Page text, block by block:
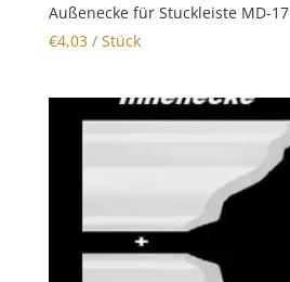
Außenecke für Stuckleiste MD-17
€4,03 / Stück